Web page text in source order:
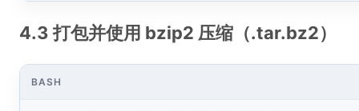
4.3 打包并使用 bzip2 压缩（.tar.bz2）
BASH